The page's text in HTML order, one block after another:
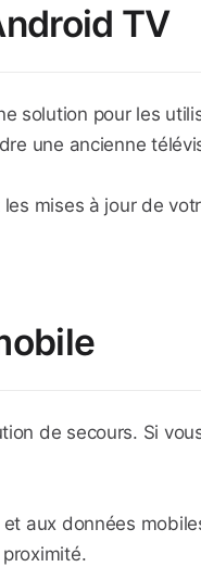
TV
solution pour les
une ancienne
mises à jour de
de secours. Si
aux données